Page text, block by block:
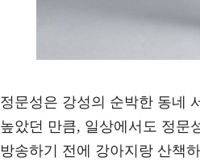
정문성은 강성의 순박한 동네
높았던 만큼, 일상에서도 정문
방송하기 전에 강아지랑 산책